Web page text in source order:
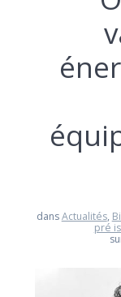
dansActualités,
pré